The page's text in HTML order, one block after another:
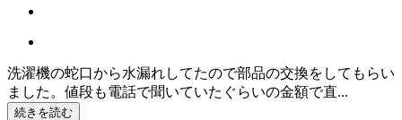
洗濯機の蛇口から水漏れしてたので部品の交換をしてもらい
ました。値段も電話で聞いていたぐらいの金額で直...
続きを読む